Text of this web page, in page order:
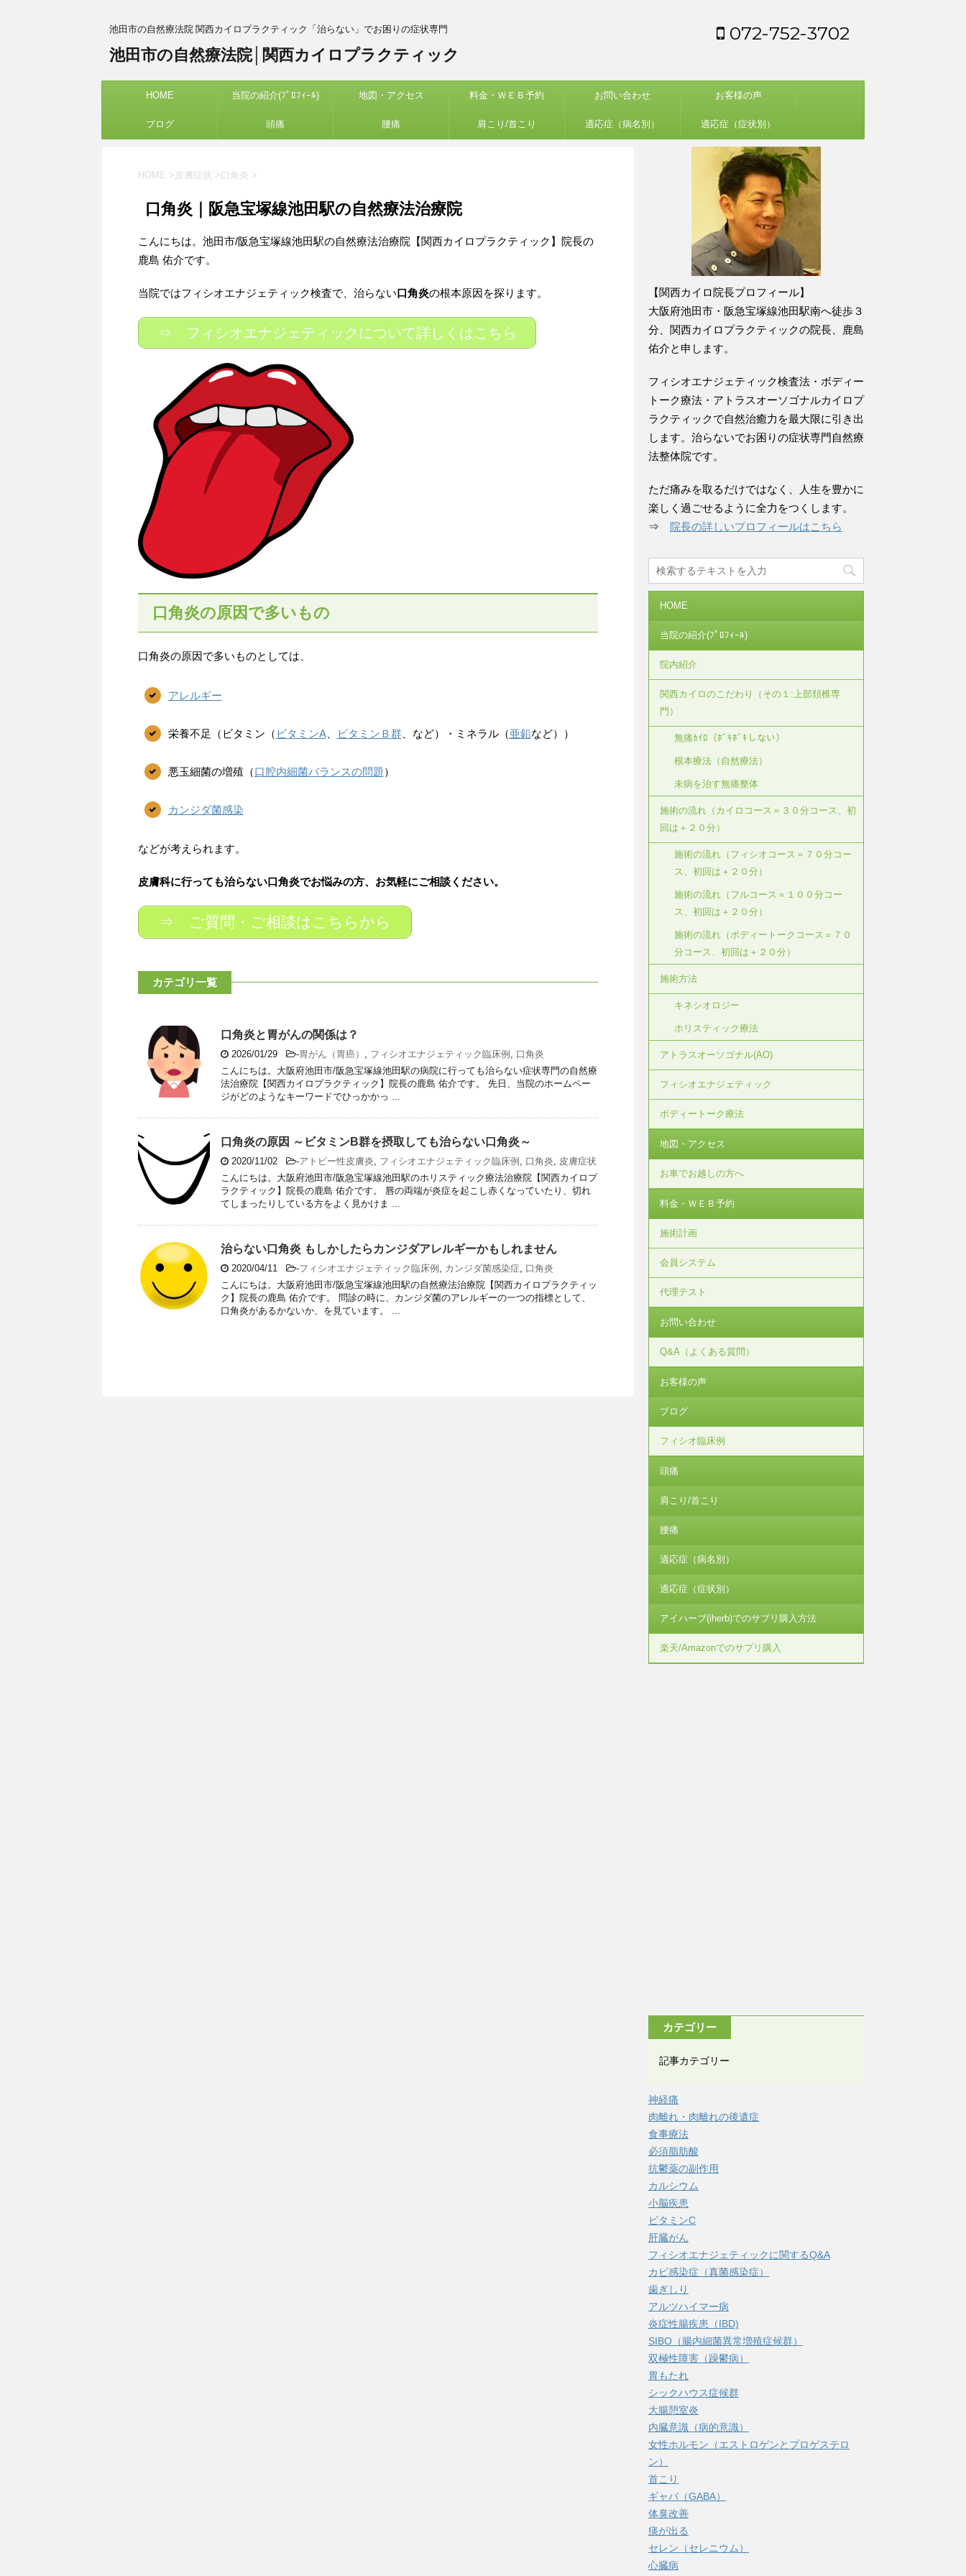
池田市の自然療法院 関西カイロプラクティック「治らない」でお困りの症状専門
池田市の自然療法院│関西カイロプラクティック
072-752-3702
HOME 当院の紹介(ﾌﾟﾛﾌｨｰﾙ) 地図・アクセス 料金・ＷＥＢ予約 お問い合わせ お客様の声
ブログ 頭痛 腰痛 肩こり/首こり 適応症（病名別） 適応症（症状別）
HOME > 皮膚症状 > 口角炎 >
口角炎｜阪急宝塚線池田駅の自然療法治療院
こんにちは。池田市/阪急宝塚線池田駅の自然療法治療院【関西カイロプラクティック】院長の
鹿島 佑介です。
当院ではフィシオエナジェティック検査で、治らない口角炎の根本原因を探ります。
⇒ フィシオエナジェティックについて詳しくはこちら
口角炎の原因で多いもの
口角炎の原因で多いものとしては、
アレルギー
栄養不足（ビタミン（ ビタミンA、 ビタミンＢ群、など）・ミネラル（亜鉛など））
悪玉細菌の増殖（口腔内細菌バランスの問題 ）
カンジダ菌感染
などが考えられます。
皮膚科に行っても治らない口角炎でお悩みの方、お気軽にご相談ください。
⇒ ご質問・ご相談はこちらから
カテゴリ一覧
口角炎と胃がんの関係は？
2026/01/29 -胃がん（胃癌） フィシオエナジェティック臨床例
口角炎
こんにちは。大阪府池田市/阪急宝塚線池田駅の病院に行っても治らない症状専門の自然療
法治療院【関西カイロプラクティック】院長の鹿島 佑介です。 先日、当院のホームペー
ジがどのようなキーワードでひっかかっ ...
口角炎の原因 ～ビタミンB群を摂取しても治らない口角炎～
2020/11/02 -アトピー性皮膚炎 フィシオエナジェティック臨床例 口角炎
皮膚症状
こんにちは。大阪府池田市/阪急宝塚線池田駅のホリスティック療法治療院【関西カイロプ
ラクティック】院長の鹿島 佑介です。 唇の両端が炎症を起こし赤くなっていたり、切れ
てしまったりしている方をよく見かけま ...
治らない口角炎 もしかしたらカンジダアレルギーかもしれません
2020/04/11 -フィシオエナジェティック臨床例 カンジダ菌感染症
口角炎
こんにちは。大阪府池田市/阪急宝塚線池田駅の自然療法治療院【関西カイロプラクティッ
ク】院長の鹿島 佑介です。 問診の時に、カンジダ菌のアレルギーの一つの指標として、
口角炎があるかないか、を見ています。 ...
【関西カイロ院長プロフィール】
大阪府池田市・阪急宝塚線池田駅南へ徒歩３
分、関西カイロプラクティックの院長、鹿島
佑介と申します。
フィシオエナジェティック検査法・ボディー
トーク療法・アトラスオーソゴナルカイロプ
ラクティックで自然治癒力を最大限に引き出
します。治らないでお困りの症状専門自然療
法整体院です。
ただ痛みを取るだけではなく、人生を豊かに
楽しく過ごせるように全力をつくします。
⇒ 院長の詳しいプロフィールはこちら
HOME
当院の紹介(ﾌﾟﾛﾌｨｰﾙ)
院内紹介
関西カイロのこだわり（その１:上部頚椎専
門）
無痛ｶｲﾛ（ﾎﾞｷﾎﾞｷしない）
根本療法（自然療法）
未病を治す無痛整体
施術の流れ（カイロコース＝３０分コース、初
回は＋２０分）
施術の流れ（フィシオコース＝７０分コー
ス、初回は＋２０分）
施術の流れ（フルコース＝１００分コー
ス、初回は＋２０分）
施術の流れ（ボディートークコース＝７０
分コース、初回は＋２０分）
施術方法
キネシオロジー
ホリスティック療法
アトラスオーソゴナル(AO)
フィシオエナジェティック
ボディートーク療法
地図・アクセス
お車でお越しの方へ
料金・ＷＥＢ予約
施術計画
会員システム
代理テスト
お問い合わせ
Q&A（よくある質問）
お客様の声
ブログ
フィシオ臨床例
頭痛
肩こり/首こり
腰痛
適応症（病名別）
適応症（症状別）
アイハーブ(iherb)でのサプリ購入方法
楽天/Amazonでのサプリ購入
カテゴリー
記事カテゴリー
神経痛
肉離れ・肉離れの後遺症
食事療法
必須脂肪酸
抗鬱薬の副作用
カルシウム
小脳疾患
ビタミンC
肝臓がん
フィシオエナジェティックに関するQ&A
カビ感染症（真菌感染症）
歯ぎしり
アルツハイマー病
炎症性腸疾患（IBD)
SIBO（腸内細菌異常増殖症候群）
双極性障害（躁鬱病）
胃もたれ
シックハウス症候群
大腸憩室炎
内臓意識（病的意識）
女性ホルモン（エストロゲンとプロゲステロ
ン）
首こり
ギャバ（GABA）
体臭改善
痰が出る
セレン（セレニウム）
心臓病